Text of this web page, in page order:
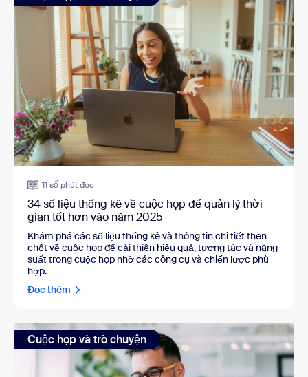
11 số phút đọc
34 số liệu thống kê về cuộc họp để quản lý thời
gian tốt hơn vào năm 2025
Khám phá các số liệu thống kê và thông tin chi tiết then
chốt về cuộc họp để cải thiện hiệu quả, tương tác và năng
suất trong cuộc họp nhờ các công cụ và chiến lược phù
hợp.
Đọc thêm
Cuộc họp và trò chuyện